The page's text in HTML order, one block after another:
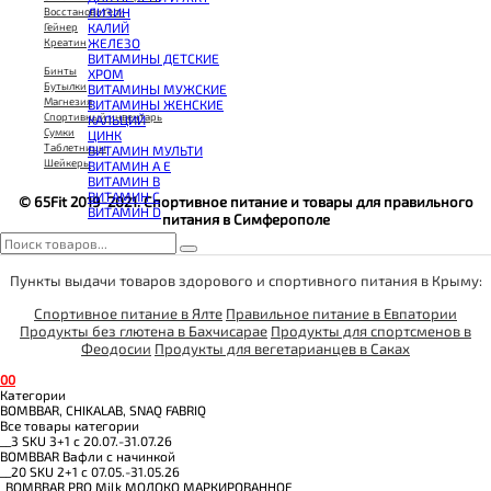
КРЕАТИН
ПОЛЕЗНЫЕ ЖИРЫ
ПРОТЕИН
ПРОТЕИНОВОЕ ПЕЧЕНЬЕ
ПРОТЕИНОВЫЕ БАТОНЧИКИ
ПРОТЕИНОВЫЕ КАШИ
ТЕСТОБУСТЕРЫ
ЦИТРУЛЛИН МАЛАТ
ПРЕДТРЕНИРОВОЧНЫЕ КОМПЛЕКСЫ
ЭНЕРГЕТИКИ И ЖИРОСЖИГАТЕЛИ#
ЛИЗИН
КАЛИЙ
ЖЕЛЕЗО
ВИТАМИНЫ ДЕТСКИЕ
ХРОМ
ВИТАМИНЫ МУЖСКИЕ
ВИТАМИНЫ ЖЕНСКИЕ
КАЛЬЦИЙ
ЦИНК
ВИТАМИН МУЛЬТИ
ВИТАМИН A E
ВИТАМИН B
ВИТАМИН C
ВИТАМИН D
Восстановители
Гейнер
Креатин
Бинты
Бутылки
Магнезия
Спортивный инвентарь
Сумки
Таблетницы
Шейкеры
© 65Fit 2019-2021. Спортивное питание и товары для правильного
питания в Симферополе
Пункты выдачи товаров здорового и спортивного питания в Крыму:
Спортивное питание в Ялте Правильное питание в Евпатории
Продукты без глютена в Бахчисарае Продукты для спортсменов в
Феодосии Продукты для вегетарианцев в Саках
00
Категории
BOMBBAR, CHIKALAB, SNAQ FABRIQ
Все товары категории
__3 SKU 3+1 с 20.07.-31.07.26
BOMBBAR Вафли с начинкой
__20 SKU 2+1 с 07.05.-31.05.26
_BOMBBAR PRO Milk МОЛОКО МАРКИРОВАННОЕ